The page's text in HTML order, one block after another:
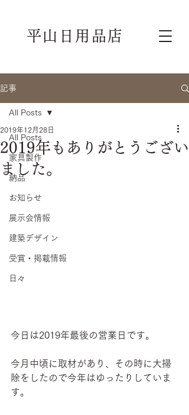
平山日用品店
記事
All Posts
家具製作
納品
お知らせ
展示会情報
建築デザイン
受賞・掲載情報
日々
All Posts
2019年もありがとうござい
ました。
2019年12月28日
今日は2019年最後の営業日です。
今月中頃に取材があり、その時に大掃
除をしたので今年はゆったりしていま
す。